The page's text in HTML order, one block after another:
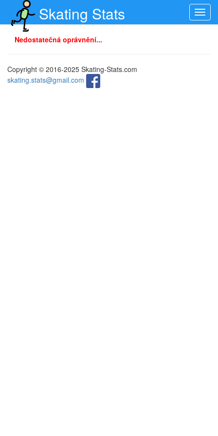
Skating Stats
Nedostatečná oprávnění...
Copyright © 2016-2025 Skating-Stats.com
skating.stats@gmail.com